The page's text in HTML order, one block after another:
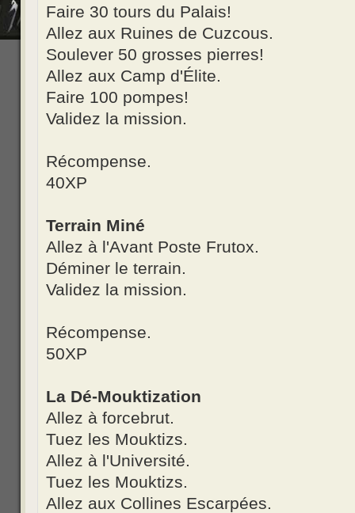
Faire 30 tours du Palais!
Allez aux Ruines de Cuzcous.
Soulever 50 grosses pierres!
Allez aux Camp d'Élite.
Faire 100 pompes!
Validez la mission.
Récompense.
40XP
Terrain Miné
Allez à l'Avant Poste Frutox.
Déminer le terrain.
Validez la mission.
Récompense.
50XP
La Dé-Mouktization
Allez à forcebrut.
Tuez les Mouktizs.
Allez à l'Université.
Tuez les Mouktizs.
Allez aux Collines Escarpées.